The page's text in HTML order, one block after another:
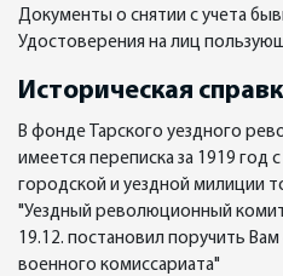
Документы о снятии с учета
Удостоверения на лиц
Историческая
В фонде Тарского уездного
имеется переписка за 1919 год
городской и уездной милиции
"Уездный революционный
19.12. постановил поручить Вам
военного комиссариата"